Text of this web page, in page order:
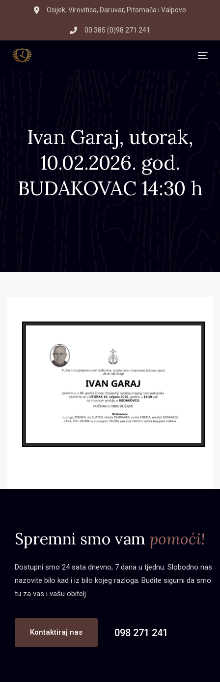
navigation
Osijek, Virovitica, Daruvar, Pitomača i Valpovo
00 385 (0)98 271 241
Ivan Garaj, utorak,
10.02.2026. god.
BUDAKOVAC 14:30 h
Spremni smo vam pomoći!
Dostupni smo 24 sata dnevno, 7 dana u tjednu. Slobodno nas
nazovite bilo kad i iz bilo kojeg razloga. Budite sigurni da smo
tu za vas i vašu obitelj.
Kontaktiraj nas 098 271 241